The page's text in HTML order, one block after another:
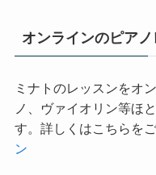
オンラインのピア
ミナトのレッスンをオ
ノ、ヴァイオリン等ほ